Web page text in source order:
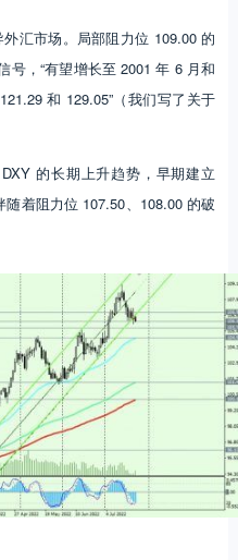
汇市场。局部阻力位 109.00 的
号，“有望增长至 2001 年 6 月和
和 129.05”（我们写了关于
的长期上升趋势，早期建立
着阻力位 107.50、108.00 的破